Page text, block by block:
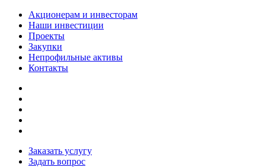
Акционерам и инвесторам
Наши инвестиции
Проекты
Закупки
Непрофильные активы
Контакты
Заказать услугу
Задать вопрос